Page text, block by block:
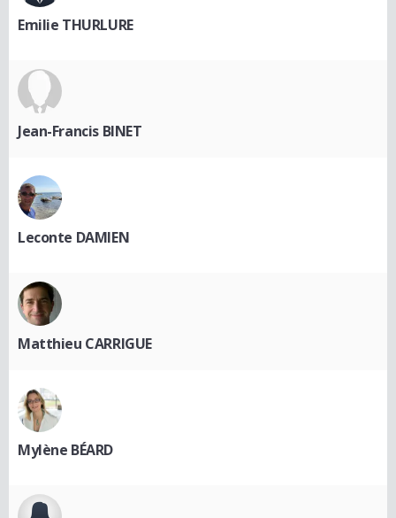
Emilie THURLURE
Jean-Francis BINET
Leconte DAMIEN
Matthieu CARRIGUE
Mylène BÉARD